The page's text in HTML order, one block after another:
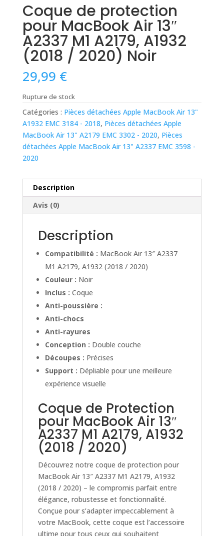
Coque de protection
pour MacBook Air 13″
A2337 M1 A2179, A1932
(2018 / 2020) Noir
29,99 €
Rupture de stock
Catégories : Pièces détachées Apple MacBook Air 13"
A1932 EMC 3184 - 2018, Pièces détachées Apple
MacBook Air 13" A2179 EMC 3302 - 2020, Pièces
détachées Apple MacBook Air 13" A2337 EMC 3598 -
2020
Description
Avis (0)
Description
Compatibilité : MacBook Air 13″ A2337
M1 A2179, A1932 (2018 / 2020)
Couleur : Noir
Inclus : Coque
Anti-poussière :
Anti-chocs
Anti-rayures
Conception : Double couche
Découpes : Précises
Support : Dépliable pour une meilleure
expérience visuelle
Coque de Protection
pour MacBook Air 13″
A2337 M1 A2179, A1932
(2018 / 2020)
Découvrez notre coque de protection pour
MacBook Air 13″ A2337 M1 A2179, A1932
(2018 / 2020) – le compromis parfait entre
élégance, robustesse et fonctionnalité.
Conçue pour s’adapter impeccablement à
votre MacBook, cette coque est l’accessoire
ultime pour tous ceux qui souhaitent